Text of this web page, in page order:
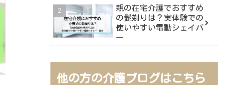
親の在宅介護でおすすめ
の髭剃りは？実体験での
使いやすい電動シェイバ
ー
他の方の介護ブログはこちら